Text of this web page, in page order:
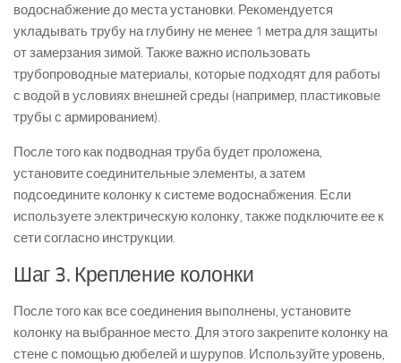
водоснабжение до места установки. Рекомендуется
укладывать трубу на глубину не менее 1 метра для защиты
от замерзания зимой. Также важно использовать
трубопроводные материалы, которые подходят для работы
с водой в условиях внешней среды (например, пластиковые
трубы с армированием).
После того как подводная труба будет проложена,
установите соединительные элементы, а затем
подсоедините колонку к системе водоснабжения. Если
используете электрическую колонку, также подключите ее к
сети согласно инструкции.
Шаг 3. Крепление колонки
После того как все соединения выполнены, установите
колонку на выбранное место. Для этого закрепите колонку на
стене с помощью дюбелей и шурупов. Используйте уровень,